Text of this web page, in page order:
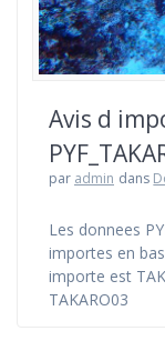
Avis d
par admin dans
Les donnees
importes en
importe est
TAKARO03